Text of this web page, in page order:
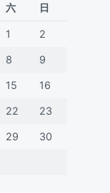
六 日
1 2
8 9
15 16
22 23
29 30